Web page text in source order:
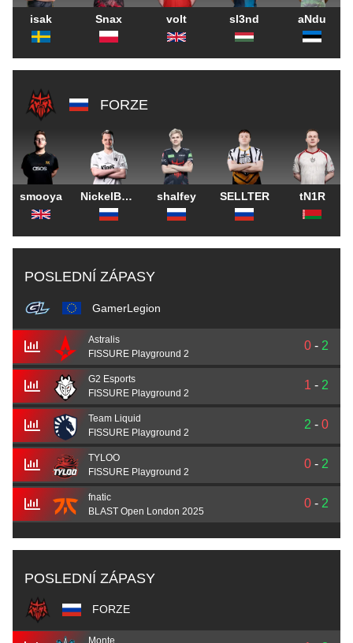
isak Snax volt sl3nd aNdu
FORZE
smooya NickelBack shalfey SELLTER tN1R
POSLEDNÍ ZÁPASY
GamerLegion
Astralis
FISSURE Playground 2
0 - 2
G2 Esports
FISSURE Playground 2
1 - 2
Team Liquid
FISSURE Playground 2
2 - 0
TYLOO
FISSURE Playground 2
0 - 2
fnatic
BLAST Open London 2025
0 - 2
POSLEDNÍ ZÁPASY
FORZE